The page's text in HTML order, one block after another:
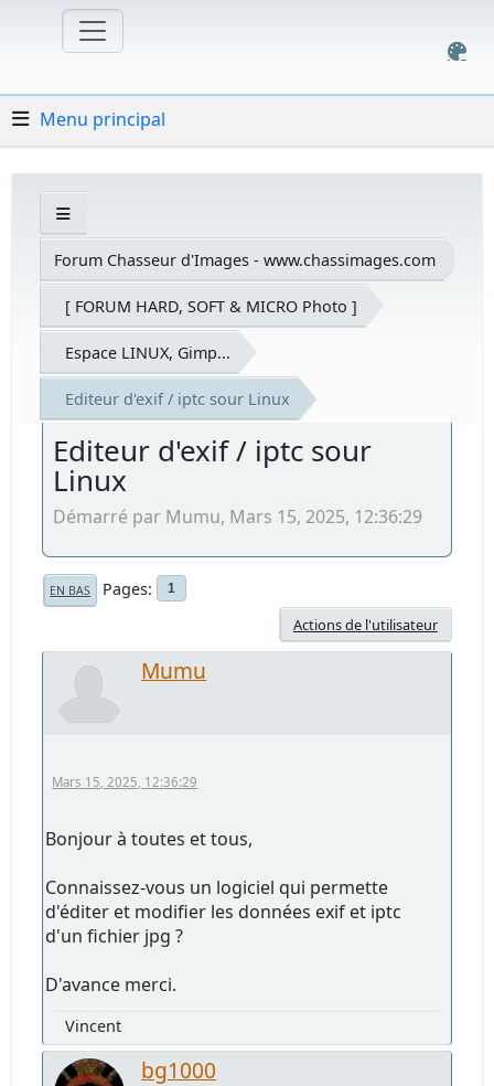
Menu principal
Forum Chasseur d'Images - www.chassimages.com
[ FORUM HARD, SOFT & MICRO Photo ]
Espace LINUX, Gimp...
Editeur d'exif / iptc sour Linux
Editeur d'exif / iptc sour
Linux
Démarré par Mumu, Mars 15, 2025, 12:36:29
EN BAS Pages 1
Actions de l'utilisateur
Mumu
Mars 15, 2025, 12:36:29
Bonjour à toutes et tous,
Connaissez-vous un logiciel qui permette
d'éditer et modifier les données exif et iptc
d'un fichier jpg ?
D'avance merci.
Vincent
bg1000